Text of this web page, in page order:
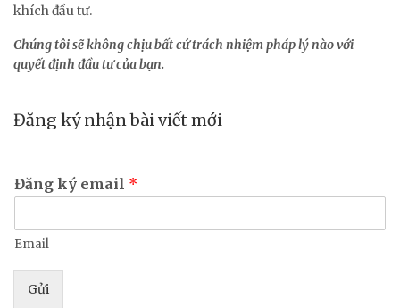
khích đầu tư.
Chúng tôi sẽ không chịu bất cứ trách nhiệm pháp lý nào với
quyết định đầu tư của bạn.
Đăng ký nhận bài viết mới
Đăng ký email *
Email
Gửi